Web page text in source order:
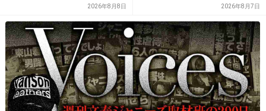
16. 匿名2014/09/26(金) 22:55:11
まだシーズン1しか見てないけど、面白かっ
た！最後の終わり方も良いらしいから、 早く全
部見たい！脚本が素晴らしいよね！
2026年8月8日 2026年8月7日